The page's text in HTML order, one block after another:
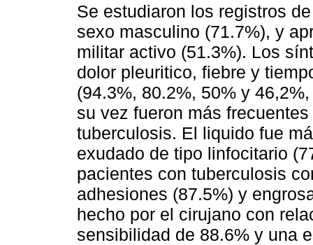
Se estudiaron los registros
sexo masculino (71.7%), y
militar activo (51.3%). Los
dolor pleuritico, fiebre y
(94.3%, 80.2%, 50% y
su vez fueron más
tuberculosis. El liquido fue
exudado de tipo linfocitario
pacientes con tuberculosis
adhesiones (87.5%) y
hecho por el cirujano con
sensibilidad de 88.6% y una